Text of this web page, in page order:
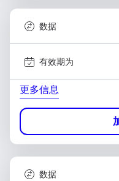
数据
有效期为
更多信息
数据